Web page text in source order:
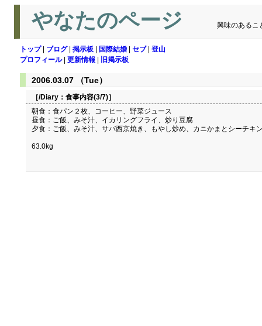
やなたのページ 興味のあるこ
トップ| ブログ| 掲示板 国際結婚 セブ| 登山
プロフィール| 更新情報 旧掲示板
2006.03.07 （Tue）
［/Diary： 食事内容(3/7)］
朝食：食パン２枚、コーヒー、野菜ジュース
昼食：ご飯、みそ汁、イカリングフライ、炒り豆腐
夕食：ご飯、みそ汁、サバ西京焼き、もやし炒め、カニかまとシーチキ
63.0kg